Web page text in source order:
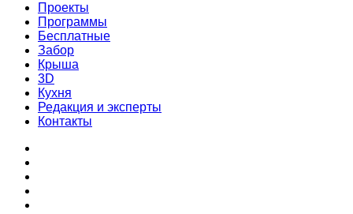
Проекты
Программы
Бесплатные
Забор
Крыша
3D
Кухня
Редакция и эксперты
Контакты